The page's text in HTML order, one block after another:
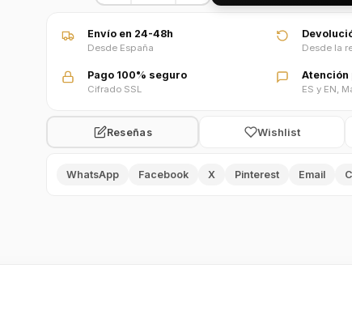
Envío en 24-48h
Desde España Desde la
Pago 100% seguro
Cifrado SSL
Atención
ES y EN,
Reseñas Wishlist
WhatsApp Facebook X Pinterest Email